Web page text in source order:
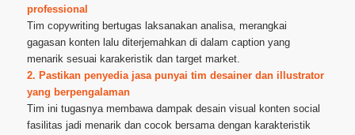
professional
Tim copywriting bertugas laksanakan analisa, merangkai
gagasan konten lalu diterjemahkan di dalam caption yang
menarik sesuai karakeristik dan target market.
2. Pastikan penyedia jasa punyai tim desainer dan illustrator
yang berpengalaman
Tim ini tugasnya membawa dampak desain visual konten social
fasilitas jadi menarik dan cocok bersama dengan karakteristik